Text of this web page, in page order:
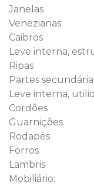
Janelas
Venezianas
Caibros
Leve interna,
Ripas
Partes
Leve interna,
Cordões
Guarnições
Rodapés
Forros
Lambris
Mobiliário: